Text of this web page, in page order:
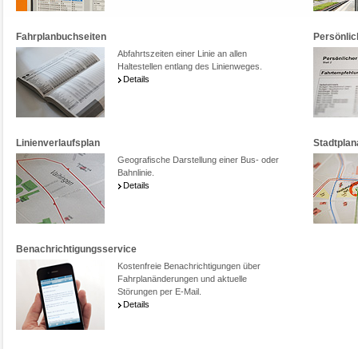
Ticketberater
Benachrichtigungsservice
Fahrplanbuchseiten
Abfahrtszeiten einer Linie an allen
Haltestellen entlang des Linienweges.
Details
Linienverlaufsplan
Geografische Darstellung einer Bus- oder
Bahnlinie.
Details
Benachrichtigungsservice
Kostenfreie Benachrichtigungen über
Fahrplanänderungen und aktuelle
Störungen per E-Mail.
Details